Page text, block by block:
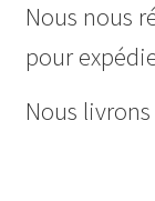
Nous nous
pour
Nous